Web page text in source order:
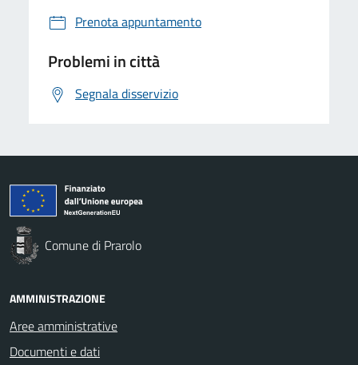
Prenota appuntamento
Problemi in città
Segnala disservizio
Comune di Prarolo
AMMINISTRAZIONE
Aree amministrative
Documenti e dati